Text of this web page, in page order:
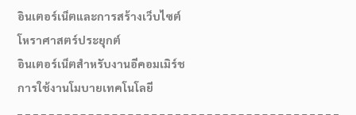
อินเตอร์เน็ตและการสร้างเว็บไซต์
โหราศาสตร์ประยุกต์
อินเตอร์เน็ตสำหรับงานอีคอมเมิร์ช
การใช้งานโมบายเทคโนโลยี